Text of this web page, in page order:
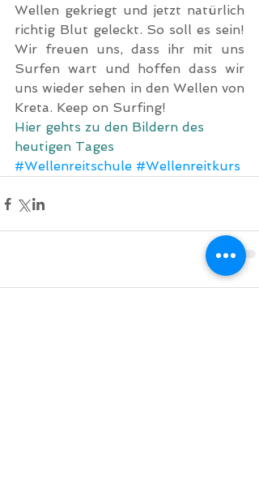
Wellen gekriegt und jetzt natürlich
richtig Blut geleckt. So soll es sein!
Wir freuen uns, dass ihr mit uns
Surfen wart und hoffen dass wir
uns wieder sehen in den Wellen von
Kreta. Keep on Surfing!
Hier gehts zu den Bildern des
heutigen Tages
#Wellenreitschule #Wellenreitkurs